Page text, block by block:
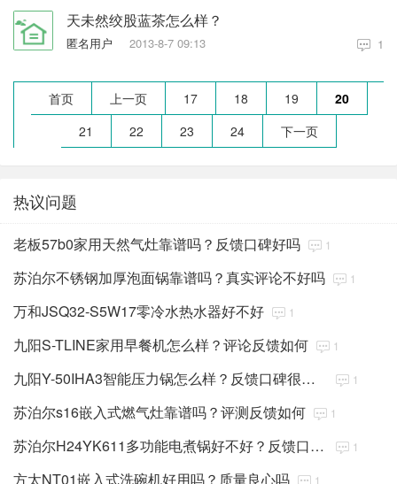
天未然绞股蓝茶怎么样？
匿名用户 2013-8-7 09:13 1
首页 上一页 17 18 19
20
21
22 23 24 下一页
热议问题
老板57b0家用天然气灶靠谱吗？反馈口碑好吗 1
苏泊尔不锈钢加厚泡面锅靠谱吗？真实评论不好吗 1
万和JSQ32-S5W17零冷水热水器好不好 1
九阳S-TLINE家用早餐机怎么样？评论反馈如何 1
九阳Y-50IHA3智能压力锅怎么样？反馈口碑很好吗 1
苏泊尔s16嵌入式燃气灶靠谱吗？评测反馈如何 1
苏泊尔H24YK611多功能电煮锅好不好？反馈口碑很好吗 1
方太NT01嵌入式洗碗机好用吗？质量良心吗 1